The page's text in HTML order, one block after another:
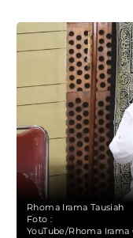
Rhoma Irama Tausiah
Foto :
YouTube/Rhoma Irama